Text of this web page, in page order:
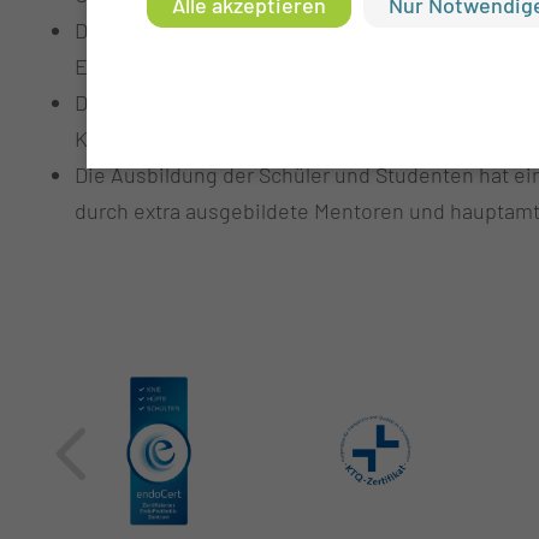
Die Weiterbildung zur Primärpflegekraft,
Entlassung die Verantwortung in die Hände
Die Unterweisungen durch eine Kinästhetik
Konzept der menschlichen Bewegung).
Die Ausbildung der Schüler und Studenten hat
durch extra ausgebildete Mentoren und